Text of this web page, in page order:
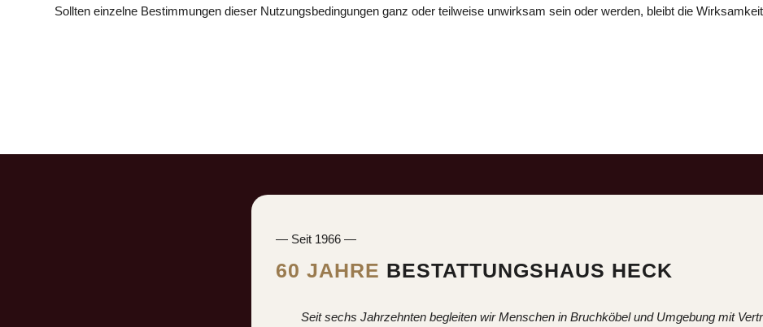
Sollten einzelne Bestimmungen dieser Nutzungsbedingungen ganz oder teilweise unwirksam sein oder werden, bleibt die
— Seit 1966 —
60 JAHRE BESTATTUNGSHAUS HECK
Seit sechs Jahrzehnten begleiten wir Menschen in Bruchköbel und Umgebung mit